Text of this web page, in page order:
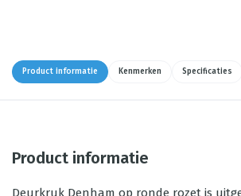
Product informatie Kenmerken Specificaties
Product informatie
Deurkruk Denham op ronde rozet is